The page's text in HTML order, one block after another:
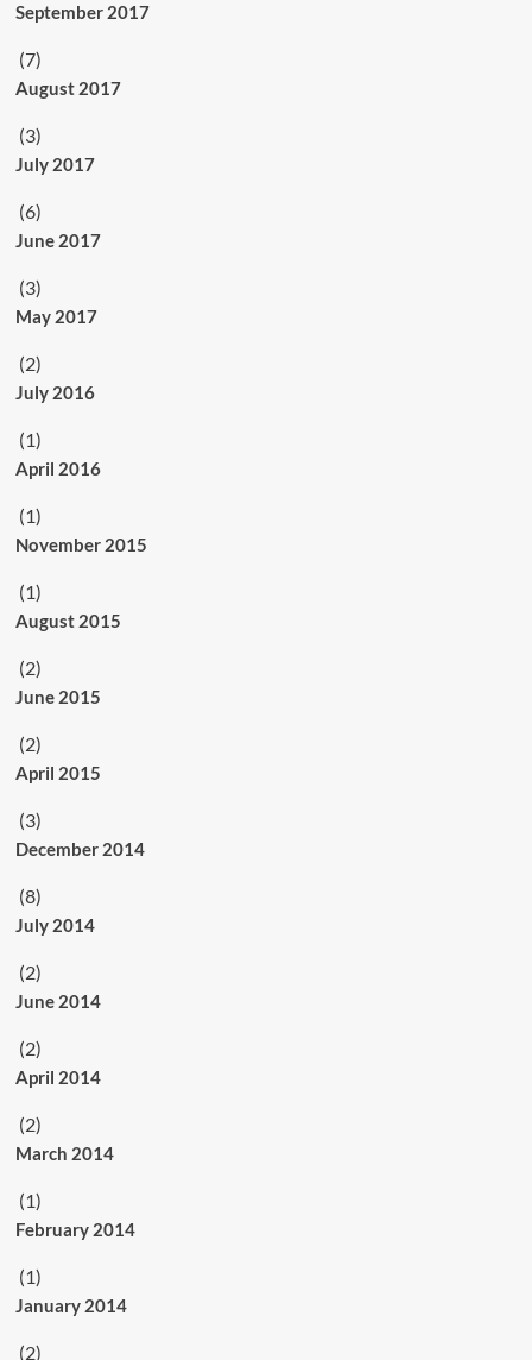
September 2017
(7)
August 2017
(3)
July 2017
(6)
June 2017
(3)
May 2017
(2)
July 2016
(1)
April 2016
(1)
November 2015
(1)
August 2015
(2)
June 2015
(2)
April 2015
(3)
December 2014
(8)
July 2014
(2)
June 2014
(2)
April 2014
(2)
March 2014
(1)
February 2014
(1)
January 2014
(2)